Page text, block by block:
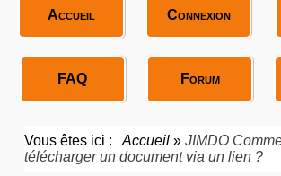
Accueil Connexion
FAQ Forum
Vous êtes ici : Accueil » JIMDO
télécharger un document via un lien ?